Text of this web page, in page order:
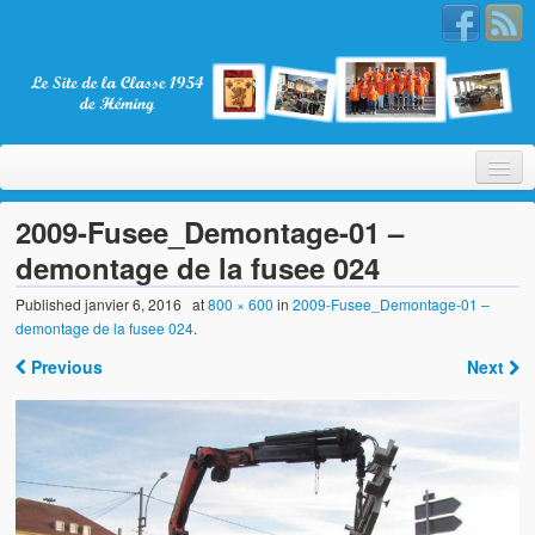
Bienvenue
La Classe 1954
Les membres
Nos partenaires
2009-Fusee_Demontage-01 –
demontage de la fusee 024
Publishedjanvier 6, 2016 at800 × 600 in2009-Fusee_Demontage-01 –
demontage de la fusee 024.
Previous Next